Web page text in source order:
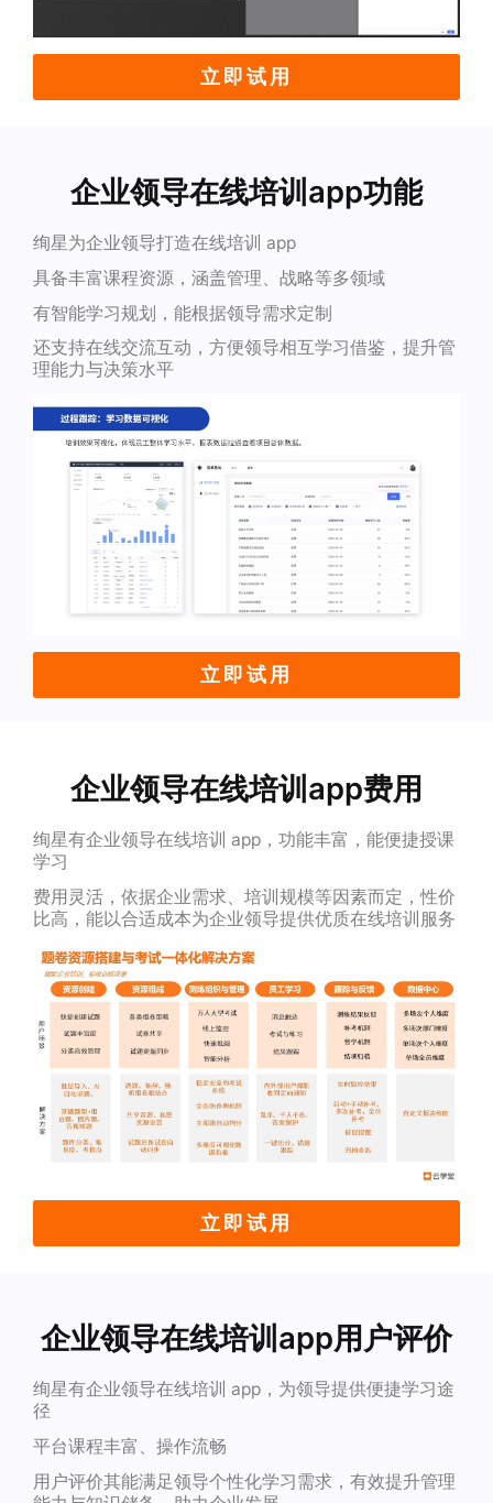
立即试用
企业领导在线培训app功能
绚星为企业领导打造在线培训 app
具备丰富课程资源，涵盖管理、战略等多领域
有智能学习规划，能根据领导需求定制
还支持在线交流互动，方便领导相互学习借鉴，提升管
理能力与决策水平
立即试用
企业领导在线培训app费用
绚星有企业领导在线培训 app，功能丰富，能便捷授课
学习
费用灵活，依据企业需求、培训规模等因素而定，性价
比高，能以合适成本为企业领导提供优质在线培训服务
立即试用
企业领导在线培训app用户评价
绚星有企业领导在线培训 app，为领导提供便捷学习途
径
平台课程丰富、操作流畅
用户评价其能满足领导个性化学习需求，有效提升管理